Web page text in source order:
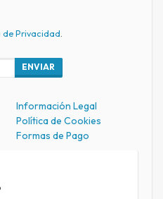
de Privacidad
ENVIAR
Información Legal
Política de Cookies
Formas de Pago